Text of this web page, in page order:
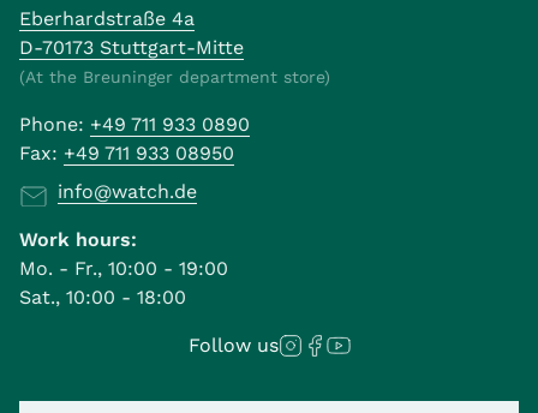
Eberhardstraße 4a
D-70173 Stuttgart-Mitte
(At the Breuninger department store)
Phone: +49 711 933 0890
Fax: +49 711 933 08950
info@watch.de
Work hours:
Mo. - Fr., 10:00 - 19:00
Sat., 10:00 - 18:00
Follow us